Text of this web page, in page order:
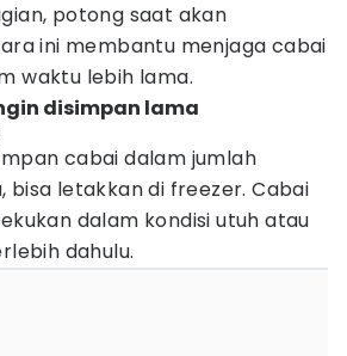
potong saat akan
ini membantu menjaga cabai
waktu lebih lama.
disimpan lama
cabai dalam jumlah
bisa letakkan di freezer. Cabai
dalam kondisi utuh atau
dahulu.